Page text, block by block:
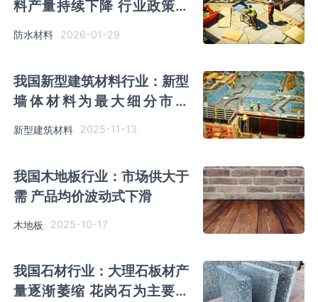
料产量持续下降 行业政策监
管力度正加强
防水材料 2026-01-29
我国新型建筑材料行业：新型
墙体材料为最大细分市场
2025年相关投融资事件频发
新型建筑材料 2025-11-13
我国木地板行业：市场供大于
需 产品均价波动式下滑
木地板 2025-10-17
我国石材行业：大理石板材产
量逐渐萎缩 花岗石为主要种